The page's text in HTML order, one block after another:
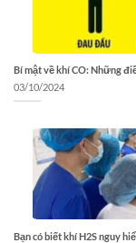
Bí mật về khí CO: Những
03/10/2024
Bạn có biết khí H2S nguy